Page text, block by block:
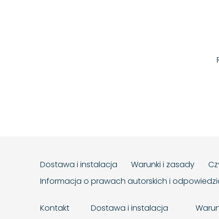
Dostawa i instalacja Warunki i zasady
Informacja o prawach autorskich i
Kontakt Dostawa i instalacja